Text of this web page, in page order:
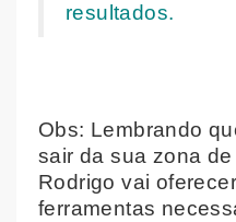
resultados.
Obs: Lembrando
sair da sua zona
Rodrigo vai
ferramentas